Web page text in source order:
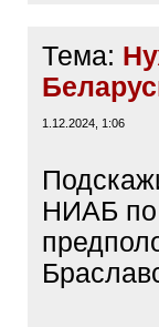
Тема:
1.12.2024, 1:06
НИАБ по